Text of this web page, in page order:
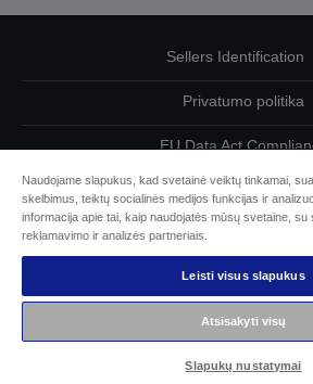
Sellers Identification
Privatumo politika
EU Data Act
Susisiekite su mumis dėl
Cookie Information
„Epson“ įsipareigojimas dėl
© „Seiko Epson“,
Naudojame slapukus, kad svetainė veiktų tinkamai,
skelbimus, teiktų socialinės medijos funkcijas ir
informacija apie tai, kaip naudojatės mūsų svetaine, su
reklamavimo ir analizės partneriais.
Leisti visus slapukus
Atsisakyti visų
Slapukų nustatymai